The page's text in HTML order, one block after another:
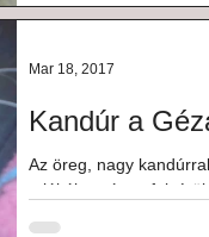
Kandúr a
Az öreg, nagy
találták, csúnya
Mar 18, 2017